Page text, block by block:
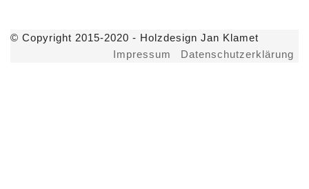
© Copyright 2015-2020 - Holzdesign Jan Klamet
Impressum
Datenschutzerklärung